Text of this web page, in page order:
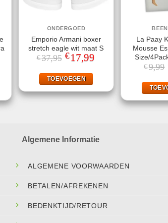
ONDERGOED
Emporio Armani boxer
stretch eagle wit maat S
€37,95 Oorspronkelijke
prijs
€37,95.
€ 17,99
TOEVOEGEN
La Paay
Mousse
Size/
€9,99
Algemene Informatie
ALGEMENE VOORWAARDEN
BETALEN/AFREKENEN
BEDENKTIJD/RETOUR